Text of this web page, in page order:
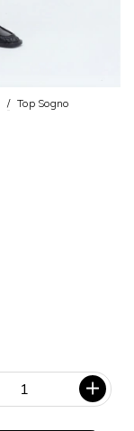
/ Top Sogno